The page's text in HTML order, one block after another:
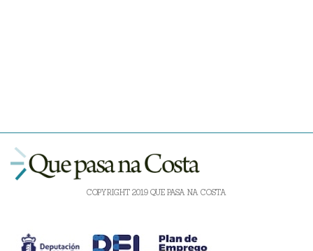
COPYRIGHT 2019 QUE PASA NA COSTA